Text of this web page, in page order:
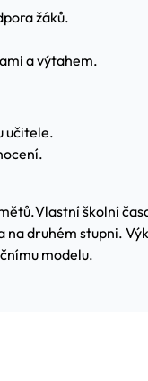
žáků.
a výtahem.
učitele.
Vlastní školní
druhém stupni.
modelu.